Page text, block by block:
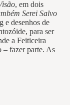
, em dois
Serei Salvo
e desenhos de
para ser
a Feiticeira
– fazer parte. As